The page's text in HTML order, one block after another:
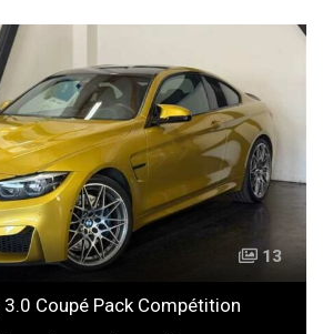
13
3.0 Coupé Pack Compétition